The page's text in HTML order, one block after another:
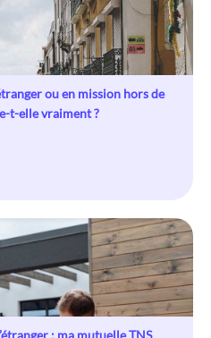
ou en mission hors de
t-elle vraiment ?
: ma mutuelle TNS